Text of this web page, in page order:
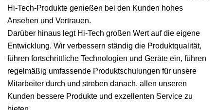
Hi-Tech-Produkte genießen bei den Kunden hohes
Ansehen und Vertrauen.
Darüber hinaus legt Hi-Tech großen Wert auf die eigene
Entwicklung. Wir verbessern ständig die Produktqualität,
führen fortschrittliche Technologien und Geräte ein, führen
regelmäßig umfassende Produktschulungen für unsere
Mitarbeiter durch und streben danach, allen unseren
Kunden bessere Produkte und exzellenten Service zu